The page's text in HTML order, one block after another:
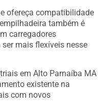
ofereça compatibilidade
também é
carregadores
mais flexíveis nesse
em Alto Parnaíba MA
existente na
com novos